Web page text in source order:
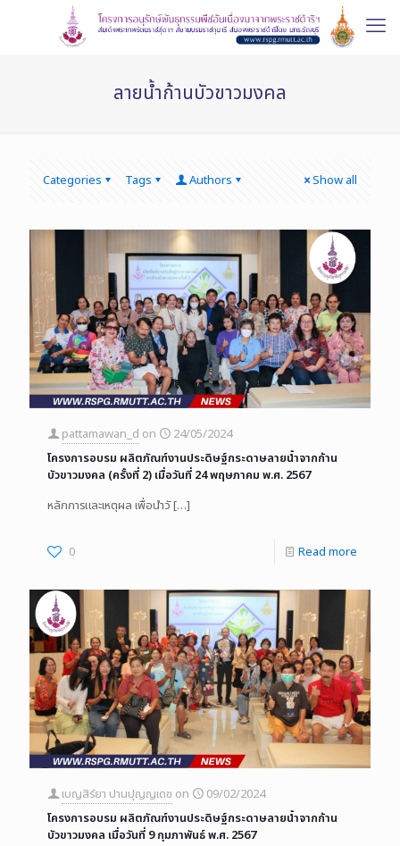
ลายน้ำก้านบัวขาวมงคล
Categories Tags Authors Show all
pattamawan_d on
24/05/2024
โครงการอบรม ผลิตภัณฑ์งานประดิษฐ์กระดาษลายน้ำจากก้าน
บัวขาวมงคล (ครั้งที่ 2) เมื่อวันที่ 24 พฤษภาคม พ.ศ. 2567
หลักการและเหตุผล เพื่อนำวั[…]
0 Read more
เบญสิร์ยา ปานปุญญเดช on
09/02/2024
โครงการอบรม ผลิตภัณฑ์งานประดิษฐ์กระดาษลายน้ำจากก้าน
บัวขาวมงคล เมื่อวันที่ 9 กุมภาพันธ์ พ.ศ. 2567